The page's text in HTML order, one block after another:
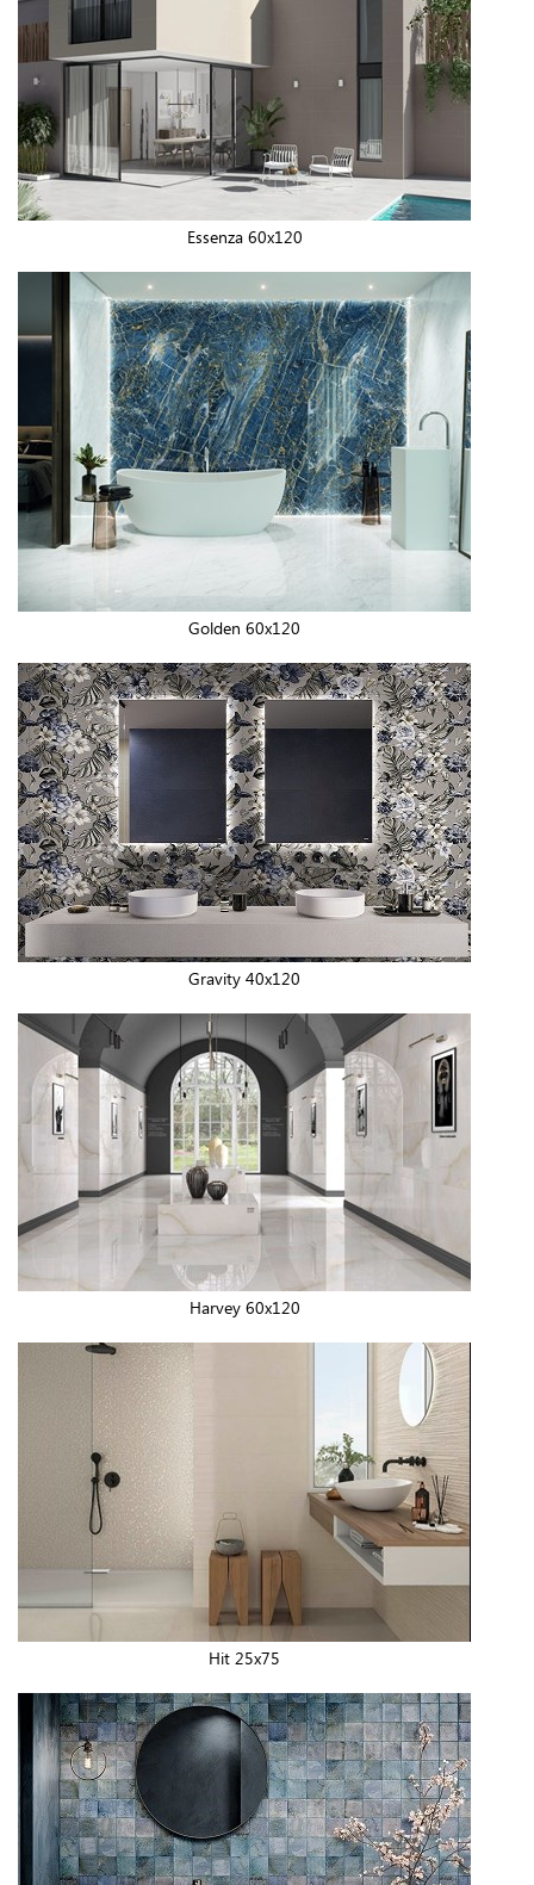
Essenza 60x120
Golden 60x120
Gravity 40x120
Harvey 60x120
Hit 25x75